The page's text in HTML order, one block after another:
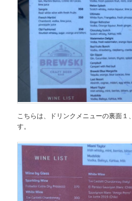
こちらは、 ドリンクメニューの裏面
す。